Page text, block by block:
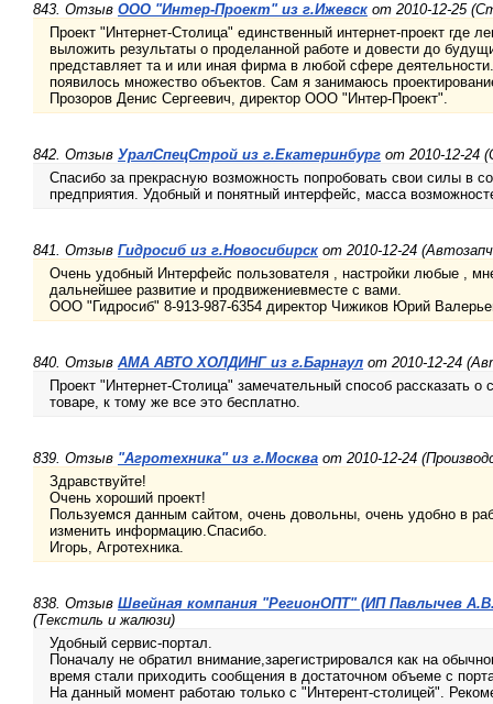
843. Отзыв ООО "Интер-Проект" из г.Ижевск от 2010-12-25
Проект "Интернет-Столица" единственный интернет-проект где
выложить результаты о проделанной работе и довести до
представляет та и или иная фирма в любой сфере
появилось множество объектов. Сам я занимаюсь
Прозоров Денис Сергеевич, директор ООО "Интер-Проект".
842. Отзыв УралСпецСтрой из г.Екатеринбург от 2010-12-24
Спасибо за прекрасную возможность попробовать свои силы в
предприятия. Удобный и понятный интерфейс, масса
841. Отзыв Гидросиб из г.Новосибирск от 2010-12-24
Очень удобный Интерфейс пользователя , настройки любые ,
дальнейшее развитие и продвижениевместе с вами.
ООО "Гидросиб" 8-913-987-6354 директор Чижиков Юрий
840. Отзыв АМА АВТО ХОЛДИНГ из г.Барнаул от 2010-12-24
Проект "Интернет-Столица" замечательный способ рассказать о
товаре, к тому же все это бесплатно.
839. Отзыв "Агротехника" из г.Москва от 2010-12-24
Здравствуйте!
Очень хороший проект!
Пользуемся данным сайтом, очень довольны, очень удобно в
изменить информацию.Спасибо.
Игорь, Агротехника.
838. Отзыв Швейная компания "РегионОПТ" (ИП Павлычев
(Текстиль и жалюзи)
Удобный сервис-портал.
Поначалу не обратил внимание,зарегистрировался как на
время стали приходить сообщения в достаточном объеме с
На данный момент работаю только с "Интерент-столицей".